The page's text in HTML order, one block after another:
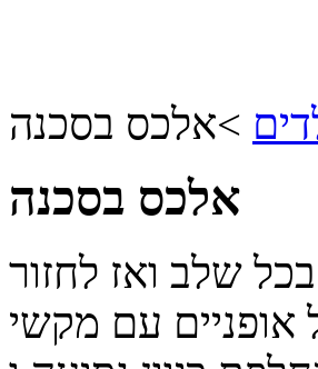
>אלכס בסכנה
אלכס בסכנה
שלב ואז לחזור
אופניים עם מקשי